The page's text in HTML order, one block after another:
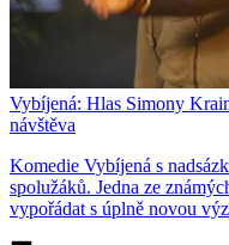
Vybíjená: Hlas Simony
návštěva
Komedie Vybíjená s
spolužáků. Jedna ze
vypořádat s úplně novou